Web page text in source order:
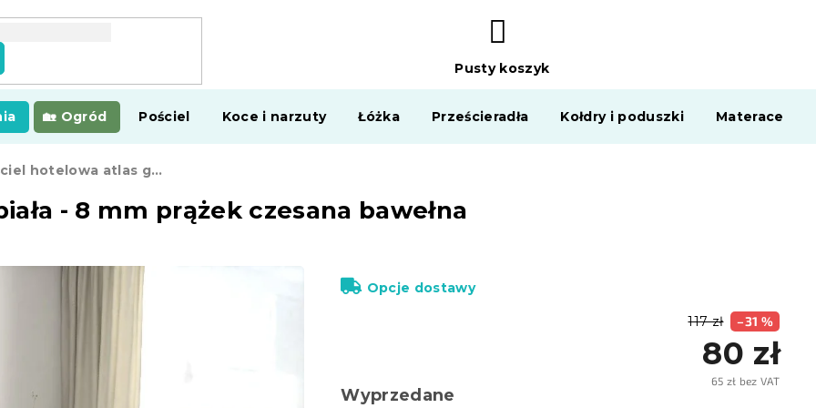
KOSZYK
Pusty koszyk
Ogród Pościel Koce i narzuty Łóżka Prześcieradła Kołdry i poduszki Materace
Pościel hotelowa atlas grádl biała - 8 mm prążek czesana bawełna
- 8 mm prążek czesana bawełna
117 zł –31 %
80 zł
65 zł bez VAT
Wyprzedane
Opcje dostawy